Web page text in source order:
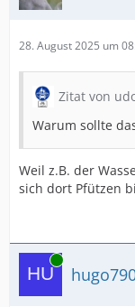
28. August 2025 um
Zitat von
Warum sollte
Weil z.B. der
sich dort Pfützen
Online